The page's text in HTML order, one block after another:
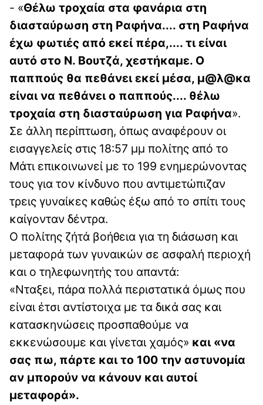
- «Θέλω τροχαία στα φανάρια στη
διασταύρωση στη Ραφήνα.... στη Ραφήνα
έχω φωτιές από εκεί πέρα,.... τι είναι
αυτό στο Ν. Βουτζά, χεστήκαμε. Ο
παππούς θα πεθάνει εκεί μέσα, μ@λ@κα
είναι να πεθάνει ο παππούς.... θέλω
τροχαία στη διασταύρωση για Ραφήνα».
Σε άλλη περίπτωση, όπως αναφέρουν οι
εισαγγελείς στις 18:57 μμ πολίτης από το
Μάτι επικοινωνεί με το 199 ενημερώνοντας
τους για τον κίνδυνο που αντιμετώπιζαν
τρεις γυναίκες καθώς έξω από το σπίτι τους
καίγονταν δέντρα.
Ο πολίτης ζήτά βοήθεια για τη διάσωση και
μεταφορά των γυναικών σε ασφαλή περιοχή
και ο τηλεφωνητής του απαντά:
«Νταξει, πάρα πολλά περιστατικά όμως που
είναι έτσι αντίστοιχα με τα δικά σας και
κατασκηνώσεις προσπαθούμε να
εκκενώσουμε και γίνεται χαμός» και «να
σας πω, πάρτε και το 100 την αστυνομία
αν μπορούν να κάνουν και αυτοί
μεταφορά».